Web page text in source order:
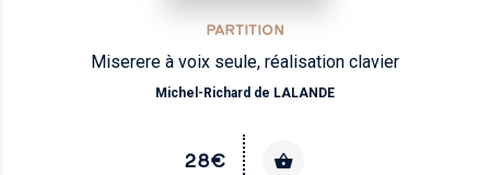
PARTITION
Miserere à voix seule, réalisation clavier
Michel-Richard de LALANDE
28€